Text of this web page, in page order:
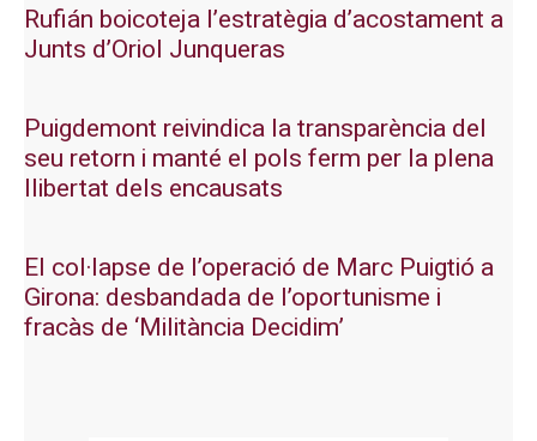
Rufián boicoteja l’estratègia d’acostament a
Junts d’Oriol Junqueras
Puigdemont reivindica la transparència del
seu retorn i manté el pols ferm per la plena
llibertat dels encausats
El col·lapse de l’operació de Marc Puigtió a
Girona: desbandada de l’oportunisme i
fracàs de ‘Militància Decidim’